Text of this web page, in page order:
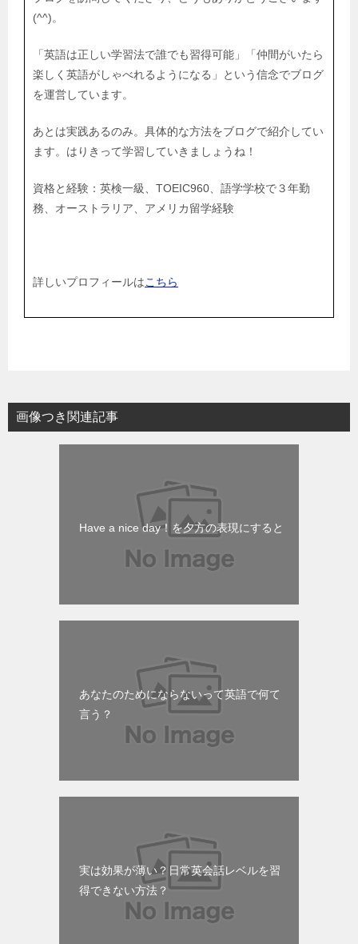
(^^)。
「英語は正しい学習法で誰でも習得可能」「仲間がいたら
楽しく英語がしゃべれるようになる」という信念でブログ
を運営しています。
あとは実践あるのみ。具体的な方法をブログで紹介してい
ます。はりきって学習していきましょうね！
資格と経験：英検一級、TOEIC960、語学学校で３年勤
務、オーストラリア、アメリカ留学経験
詳しいプロフィールはこちら
画像つき関連記事
Have a nice day！を夕方の表現にすると
あなたのためにならないって英語で何て
言う？
実は効果が薄い？日常英会話レベルを習
得できない方法？